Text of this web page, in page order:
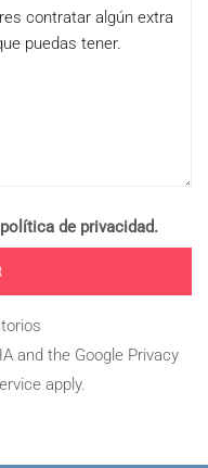
de privacidad.
and the Google Privacy
apply.